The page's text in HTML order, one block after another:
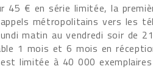
45 € en série limitée, la
métropolitains vers les
matin au vendredi soir de
1 mois et 6 mois en
limitée à 40 000 exemplaires